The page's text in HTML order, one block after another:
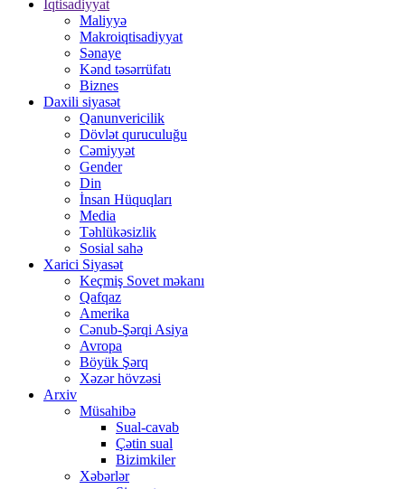
İqtisadiyyat
Maliyyə
Makroiqtisadiyyat
Sənaye
Kənd təsərrüfatı
Biznes
Daxili siyasət
Qanunvericilik
Dövlət quruculuğu
Cəmiyyət
Gender
Din
İnsan Hüquqları
Media
Təhlükəsizlik
Sosial sahə
Xarici Siyasət
Keçmiş Sovet məkanı
Qafqaz
Amerika
Cənub-Şərqi Asiya
Avropa
Böyük Şərq
Xəzər hövzəsi
Arxiv
Müsahibə
Sual-cavab
Çətin sual
Bizimkiler
Xəbərlər